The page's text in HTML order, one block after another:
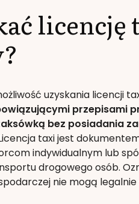
licencję
uzyskania licencji
przepisami
bez posiadania
taxi jest
indywidualnym lub
drogowego osób.
nie mogą legalnie